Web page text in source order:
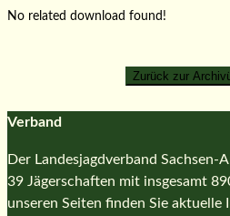
No related download found!
Verband
Der Landesjagdverband
39 Jägerschaften mit insgesamt
unseren Seiten finden Sie aktuelle